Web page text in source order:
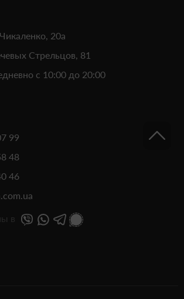
20а
Стрельцов, 81
с 10:00 до 20:00
99
48
46
в